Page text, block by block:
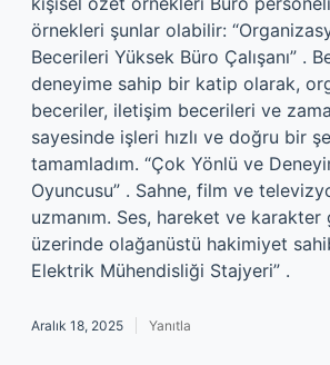
örnekleri şunlar olabilir:
Becerileri Yüksek Büro Çalışanı” .
deneyime sahip bir katip olarak,
beceriler, iletişim becerileri ve
sayesinde işleri hızlı ve doğru bir
tamamladım. “Çok Yönlü ve
Oyuncusu” . Sahne, film ve
uzmanım. Ses, hareket ve karakter
üzerinde olağanüstü hakimiyet
Elektrik Mühendisliği Stajyeri” .
Aralık 18, 2025 Yanıtla